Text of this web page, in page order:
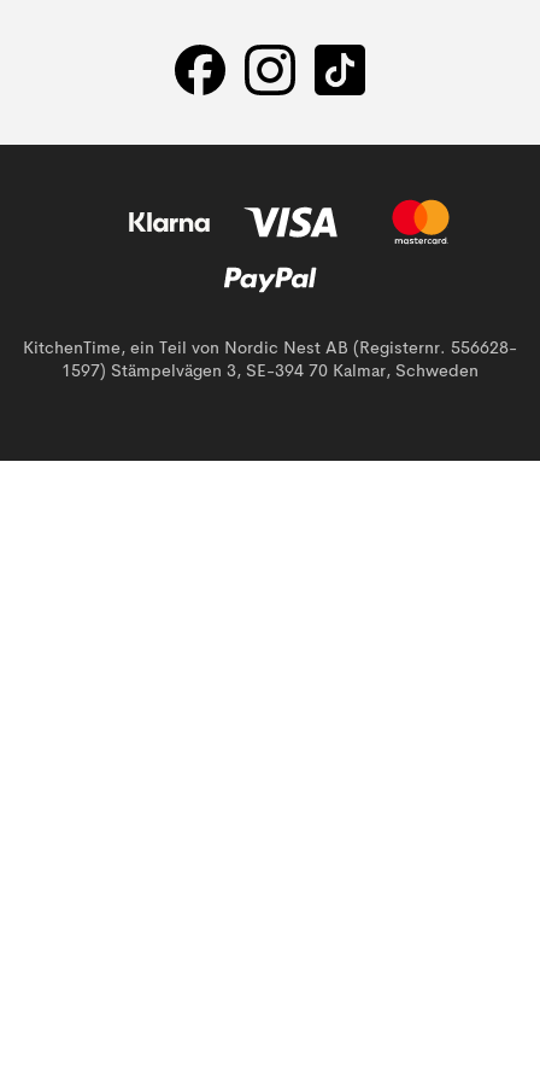
KitchenTime, ein Teil von Nordic Nest AB (Registernr. 556628-
1597) Stämpelvägen 3, SE-394 70 Kalmar, Schweden